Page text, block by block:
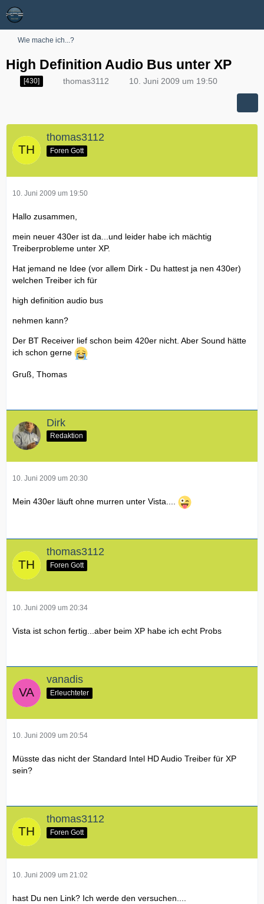
Wie mache ich...?
High Definition Audio Bus unter XP
[430] thomas3112 10. Juni 2009 um 19:50
thomas3112
Foren Gott
10. Juni 2009 um 19:50
Hallo zusammen,
mein neuer 430er ist da...und leider habe ich mächtig
Treiberprobleme unter XP.
Hat jemand ne Idee (vor allem Dirk - Du hattest ja nen 430er)
welchen Treiber ich für
high definition audio bus
nehmen kann?
Der BT Receiver lief schon beim 420er nicht. Aber Sound hätte
ich schon gerne
Gruß, Thomas
Dirk
Redaktion
10. Juni 2009 um 20:30
Mein 430er läuft ohne murren unter Vista....
thomas3112
Foren Gott
10. Juni 2009 um 20:34
Vista ist schon fertig...aber beim XP habe ich echt Probs
vanadis
Erleuchteter
10. Juni 2009 um 20:54
Müsste das nicht der Standard Intel HD Audio Treiber für XP
sein?
thomas3112
Foren Gott
10. Juni 2009 um 21:02
hast Du nen Link? Ich werde den versuchen....